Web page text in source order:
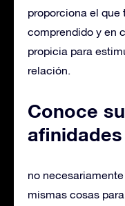
proporciona el que
comprendido y en
propicia para
relación.
Conoce
afinidades
no
mismas cosas